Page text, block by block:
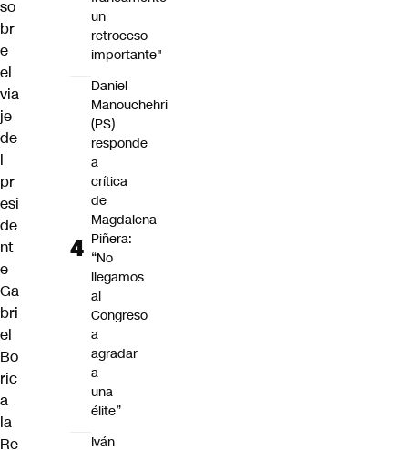
so
br
e
el
via
je
de
l
pr
esi
de
nt
e
Ga
bri
el
Bo
ric
a
la
Re
un
retroceso
importante"
Daniel
Manouchehri
(PS)
responde
a
crítica
de
Magdalena
Piñera:
“No
llegamos
al
Congreso
a
agradar
a
una
élite”
Iván